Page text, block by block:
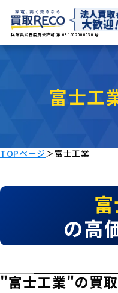
兵庫県公安委員会許可 第 631502000030 号
富士工
TOPページ＞ 富士工業
の高
"富士工業"の買